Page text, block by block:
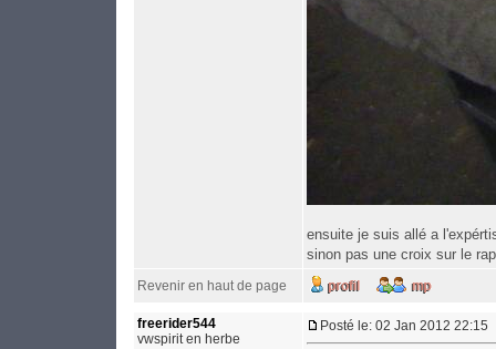
ensuite je suis allé a
sinon pas une croix sur le
Revenir en haut de page
freerider544
vwspirit en herbe
Posté le: 02 Jan 2012 22:15